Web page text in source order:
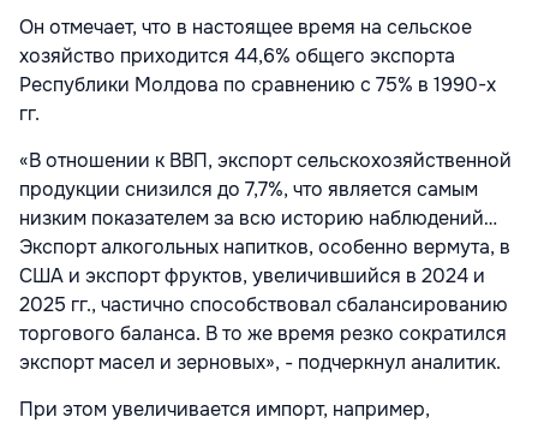
Он отмечает, что в настоящее время на сельское
хозяйство приходится 44,6% общего экспорта
Республики Молдова по сравнению с 75% в 1990-х
гг.
«В отношении к ВВП, экспорт сельскохозяйственной
продукции снизился до 7,7%, что является самым
низким показателем за всю историю наблюдений…
Экспорт алкогольных напитков, особенно вермута, в
США и экспорт фруктов, увеличившийся в 2024 и
2025 гг., частично способствовал сбалансированию
торгового баланса. В то же время резко сократился
экспорт масел и зерновых», - подчеркнул аналитик.
При этом увеличивается импорт, например,